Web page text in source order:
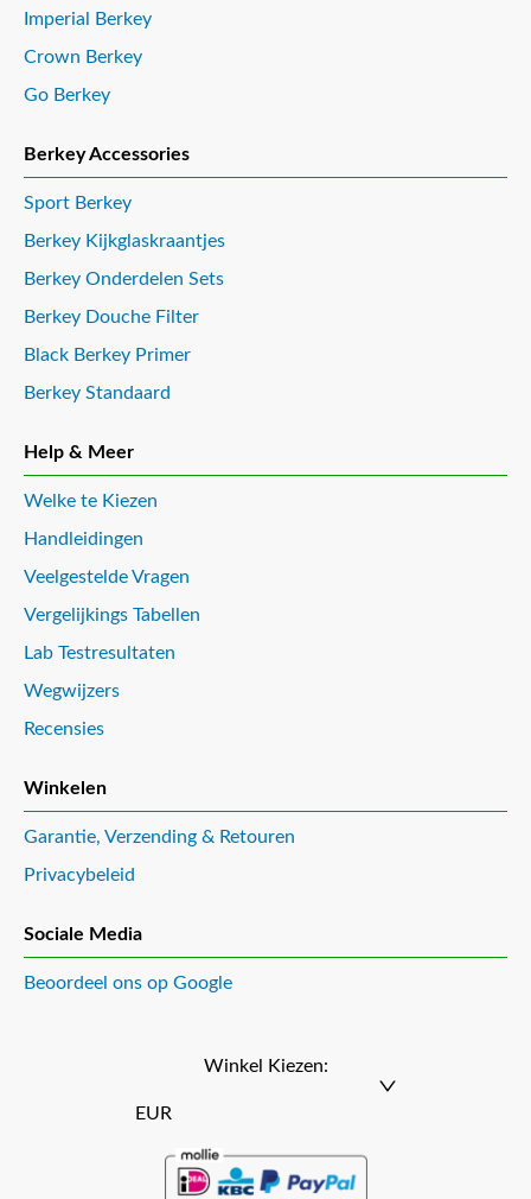
Imperial Berkey
Crown Berkey
Go Berkey
Berkey Accessories
Sport Berkey
Berkey Kijkglaskraantjes
Berkey Onderdelen Sets
Berkey Douche Filter
Black Berkey Primer
Berkey Standaard
Help & Meer
Welke te Kiezen
Handleidingen
Veelgestelde Vragen
Vergelijkings Tabellen
Lab Testresultaten
Wegwijzers
Recensies
Winkelen
Garantie, Verzending & Retouren
Privacybeleid
Sociale Media
Beoordeel ons op Google
Winkel Kiezen:
EUR